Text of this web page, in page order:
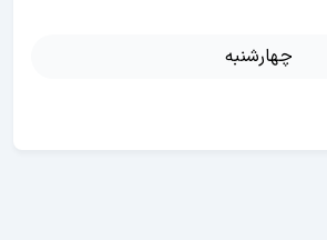
چهارشنبه